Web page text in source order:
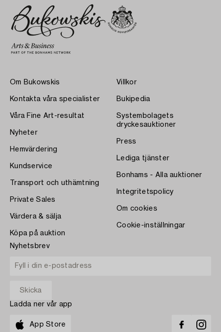
Om Bukowskis
Kontakta våra specialister
Våra Fine Art-resultat
Nyheter
Hemvärdering
Kundservice
Transport och uthämtning
Private Sales
Värdera & sälja
Köpa på auktion
Villkor
Bukipedia
Systembolagets
dryckesauktioner
Press
Lediga tjänster
Bonhams - Alla auktioner
Integritetspolicy
Om cookies
Cookie-inställningar
Nyhetsbrev
Ladda ner vår app
App Store